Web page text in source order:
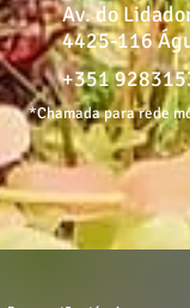
Av. do
4425-116
+351
*Chamada para rede